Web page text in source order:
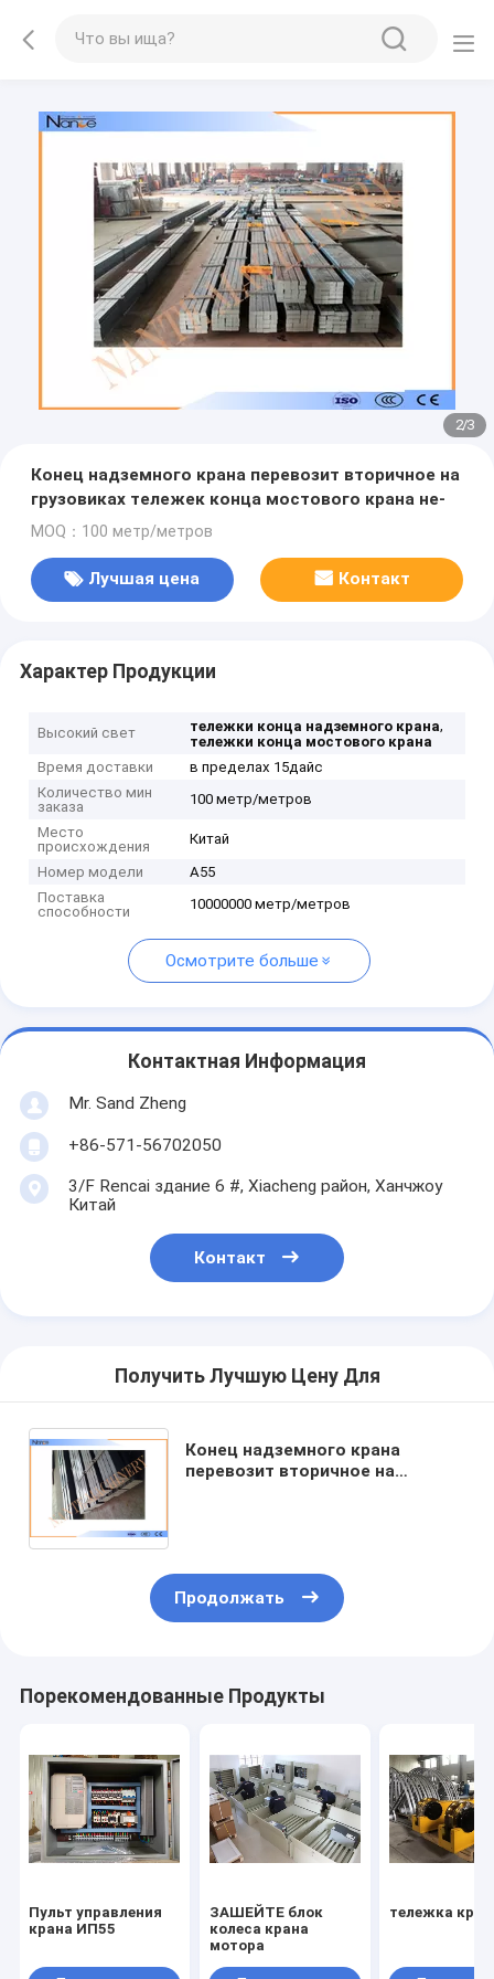
2/3
Конец надземного крана перевозит вторичное на
грузовиках тележек конца мостового крана не-
MOQ：100 метр/метров
Лучшая цена Контакт
Характер Продукции
Высокий свет тележки конца надземного крана,
тележки конца мостового крана
Время доставки
в пределах 15дайс
Количество мин
заказа
100 метр/метров
Место
происхождения
Китай
Номер модели
А55
Поставка
способности
10000000 метр/метров
Осмотрите больше
Контактная Информация
Mr. Sand Zheng
+86-571-56702050
3/F Rencai здание 6 #, Xiacheng район, Ханчжоу
Китай
Контакт
Получить Лучшую Цену Для
Конец надземного крана
перевозит вторичное на
Продолжать
Порекомендованные Продукты
Пульт управления
крана ИП55
ЗАШЕЙТЕ блок
колеса крана
мотора
тележка